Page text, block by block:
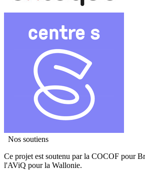
Nos soutiens
Ce projet est soutenu par la COCOF pour
l'AViQ pour la Wallonie.